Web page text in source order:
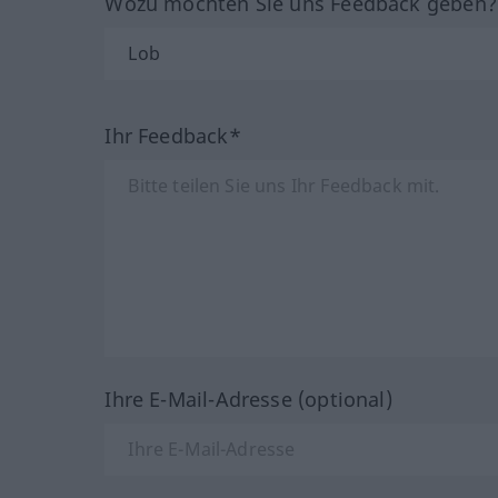
Ihr Feedback*
Ihre E-Mail-Adresse (optional)